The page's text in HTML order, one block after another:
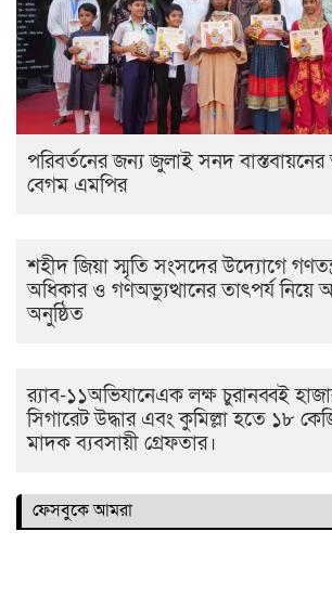
পরিবর্তনের জন্য জুলাই সনদ
বেগম এমপির
শহীদ জিয়া স্মৃতি সংসদের উদ্যোগে
অধিকার ও গণঅভ্যুত্থানের তাৎপর্য
অনুষ্ঠিত
র‌্যাব-১১অভিযানেএক লক্ষ চুরানব্বই
সিগারেট উদ্ধার এবং কুমিল্লা হতে ১৮
মাদক ব্যবসায়ী গ্রেফতার।
ফেসবুকে আমরা